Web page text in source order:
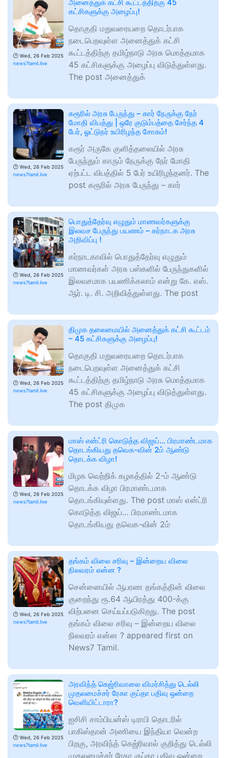
🕑 Wed, 26 Feb 2025
news7tamil.live
அனைத்துக் கட்சி கூட்டத்திற்கு 45
கட்சிகளுக்கு அழைப்பு!
தொகுதி மறுவரையறை தொடர்பாக
நடைபெறவுள்ள அனைத்துக் கட்சி
கூட்டத்திற்கு தமிழ்நாடு அரசு மொத்தமாக
45 கட்சிகளுக்கு அழைப்பு விடுத்துள்ளது.
The post அனைத்துக்
🕑 Wed, 26 Feb 2025
news7tamil.live
கரூரில் அரசு பேருந்து – கார் நேருக்கு நேர்
மோதி விபத்து | ஒரே குடும்பத்தை சேர்ந்த 4
பேர், ஓட்டுநர் உயிரிழந்த சோகம்!
கரூர் அருகே குளித்தலையில் அரசு
பேருந்தும் காரும் நேருக்கு நேர் மோதி
ஏற்பட்ட விபத்தில் 5 பேர் உயிரிழந்தனர். The
post கரூரில் அரசு பேருந்து – கார்
🕑 Wed, 26 Feb 2025
news7tamil.live
பொதுத்தேர்வு எழுதும் மாணவர்களுக்கு
இலவச பேருந்து பயணம் – கர்நாடக அரசு
அறிவிப்பு !
கர்நாடகாவில் பொதுத்தேர்வு எழுதும்
மாணவர்கள் அரசு பஸ்களில் பேருந்துகளில்
இலவசமாக பயணிக்கலாம் என்று கே. எஸ்.
ஆர். டி. சி. அறிவித்துள்ளது. The post
🕑 Wed, 26 Feb 2025
news7tamil.live
திமுக தலைமையில் அனைத்துக் கட்சி கூட்டம்
– 45 கட்சிகளுக்கு அழைப்பு!
தொகுதி மறுவரையறை தொடர்பாக
நடைபெறவுள்ள அனைத்துக் கட்சி
கூட்டத்திற்கு தமிழ்நாடு அரசு மொத்தமாக
45 கட்சிகளுக்கு அழைப்பு விடுத்துள்ளது.
The post திமுக
🕑 Wed, 26 Feb 2025
news7tamil.live
மாஸ் என்ட்ரி கொடுத்த விஜய்… பிரமாண்டமாக
தொடங்கியது தவெக-வின் 2ம் ஆண்டு
தொடக்க விழா!
மிழக வெற்றிக் கழகத்தில் 2-ம் ஆண்டு
தொடக்க விழா பிரமாண்டமாக
தொடங்கியுள்ளது. The post மாஸ் என்ட்ரி
கொடுத்த விஜய்… பிரமாண்டமாக
தொடங்கியது தவெக-வின் 2ம்
🕑 Wed, 26 Feb 2025
news7tamil.live
தங்கம் விலை சரிவு – இன்றைய விலை
நிலவரம் என்ன ?
சென்னையில் ஆபரண தங்கத்தின் விலை
குறைந்து ரூ.64 ஆயிரத்து 400-க்கு
விற்பனை செய்யப்படுகிறது. The post
தங்கம் விலை சரிவு – இன்றைய விலை
நிலவரம் என்ன ? appeared first on
News7 Tamil.
🕑 Wed, 26 Feb 2025
news7tamil.live
அரவிந்த் கெஜ்ரிவாலை விமர்சித்து டெல்லி
முதலமைச்சர் ரேகா குப்தா பதிவு ஒன்றை
வெளியிட்டாரா?
ஐசிசி சாம்பியன்ஸ் டிராபி தொடரில்
பாகிஸ்தான் அணியை இந்தியா வென்ற
பிறகு, அரவிந்த் கெஜ்ரிவால் குறித்து டெல்லி
முதலமைச்சர் ரேகா குப்தா பதிவு ஒன்றை